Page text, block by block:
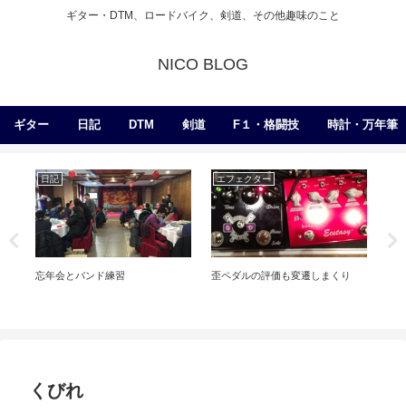
ギター・DTM、ロードバイク、剣道、その他趣味のこと
NICO BLOG
ギター 日記 DTM 剣道 F１・格闘技 時計・万年筆
日記
忘年会とバンド練習
エフェクター
歪ペダルの評価も変遷しまくり
くびれ